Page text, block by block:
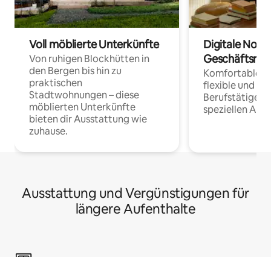
Voll möblierte Unterkünfte
Von ruhigen Blockhütten in
den Bergen bis hin zu
praktischen
Stadtwohnungen – diese
möblierten Unterkünfte
bieten dir Ausstattung wie
zuhause.
Digitale
Komfortable
flexible und
Berufstätige
speziellen
Ausstattung und Vergünstigungen für
längere Aufenthalte